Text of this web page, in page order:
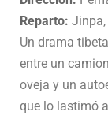
Reparto: Jinpa,
Un drama
entre un
oveja y un
que lo lastimó